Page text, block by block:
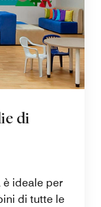
di
è ideale per
di tutte le